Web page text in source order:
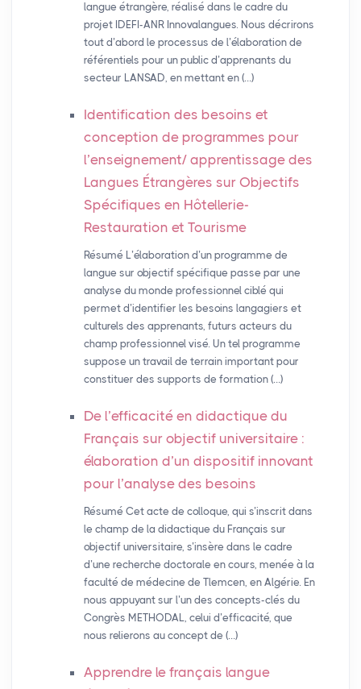
langue étrangère, réalisé dans le cadre du
projet IDEFI-ANR Innovalangues. Nous décrirons
tout d’abord le processus de l’élaboration de
référentiels pour un public d’apprenants du
secteur LANSAD, en mettant en (…)
Identification des besoins et
conception de programmes pour
l’enseignement/ apprentissage des
Langues Étrangères sur Objectifs
Spécifiques en Hôtellerie-
Restauration et Tourisme
Résumé L’élaboration d’un programme de
langue sur objectif spécifique passe par une
analyse du monde professionnel ciblé qui
permet d’identifier les besoins langagiers et
culturels des apprenants, futurs acteurs du
champ professionnel visé. Un tel programme
suppose un travail de terrain important pour
constituer des supports de formation (…)
De l’efficacité en didactique du
Français sur objectif universitaire :
élaboration d’un dispositif innovant
pour l’analyse des besoins
Résumé Cet acte de colloque, qui s’inscrit dans
le champ de la didactique du Français sur
objectif universitaire, s’insère dans le cadre
d’une recherche doctorale en cours, menée à la
faculté de médecine de Tlemcen, en Algérie. En
nous appuyant sur l’un des concepts-clés du
Congrès METHODAL, celui d’efficacité, que
nous relierons au concept de (…)
Apprendre le français langue